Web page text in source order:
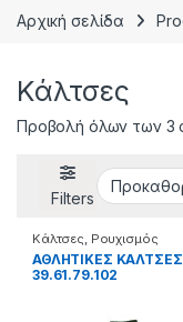
Αρχική σελίδα
Κάλτσες
Προβολή όλων των 3
Filters
Κάλτσες, Ρουχισμός
ΑΘΛΗΤΙΚΕΣ ΚΑΛΤΣΕΣ
39.61.79.102